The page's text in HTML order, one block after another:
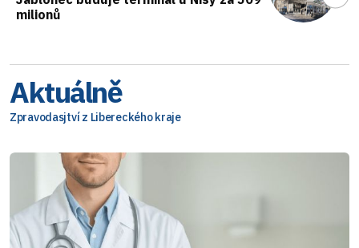
milionů
Aktuálně
Zpravodasjtví z Libereckého kraje